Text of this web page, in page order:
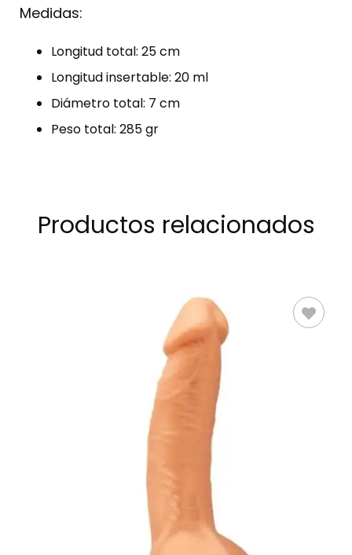
Medidas:
Longitud total: 25 cm
Longitud insertable: 20 ml
Diámetro total: 7 cm
Peso total: 285 gr
Productos relacionados
CARRITO